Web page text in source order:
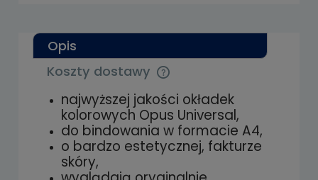
Opis
Koszty dostawy
Cena nie zawiera ewentualnych kosztów
płatności
najwyższej jakości okładek
kolorowych Opus Universal,
do bindowania w formacie A4,
o bardzo estetycznej, fakturze
skóry,